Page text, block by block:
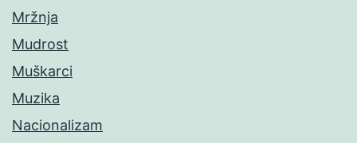
Mržnja
Mudrost
Muškarci
Muzika
Nacionalizam